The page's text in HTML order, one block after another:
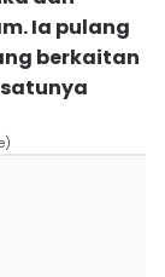
Ia pulang
berkaitan